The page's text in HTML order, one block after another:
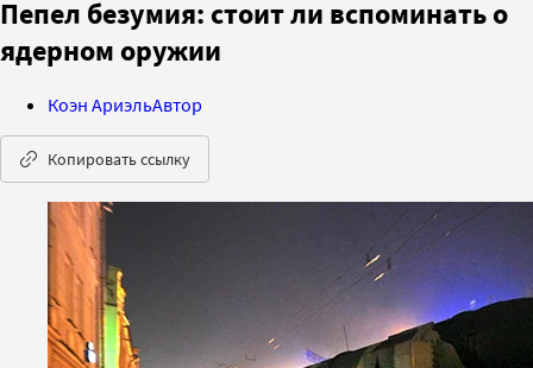
Пепел безумия: стоит ли вспоминать о
ядерном оружии
Коэн АриэльАвтор
Копировать ссылку